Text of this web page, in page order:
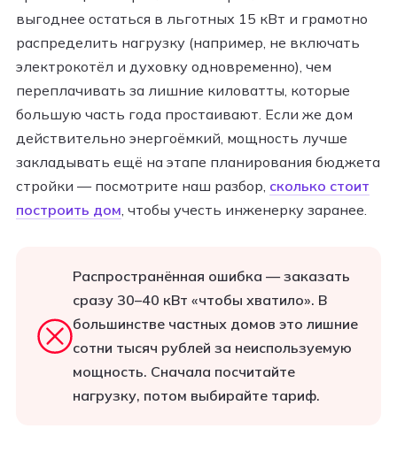
выгоднее остаться в льготных 15 кВт и грамотно
распределить нагрузку (например, не включать
электрокотёл и духовку одновременно), чем
переплачивать за лишние киловатты, которые
большую часть года простаивают. Если же дом
действительно энергоёмкий, мощность лучше
закладывать ещё на этапе планирования бюджета
стройки — посмотрите наш разбор, сколько стоит
построить дом , чтобы учесть инженерку заранее.
Распространённая ошибка — заказать
сразу 30–40 кВт «чтобы хватило». В
большинстве частных домов это лишние
сотни тысяч рублей за неиспользуемую
мощность. Сначала посчитайте
нагрузку, потом выбирайте тариф.